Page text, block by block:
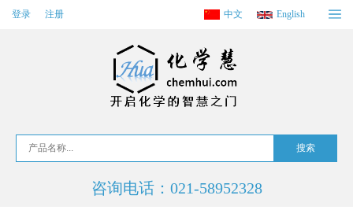
登录 注册 中文 English
咨询电话：021-58952328